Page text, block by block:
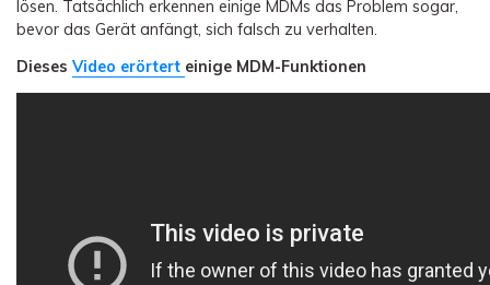
lösen. Tatsächlich erkennen einige MDMs das Problem sogar,
bevor das Gerät anfängt, sich falsch zu verhalten.
Dieses Video erörtert einige MDM-Funktionen